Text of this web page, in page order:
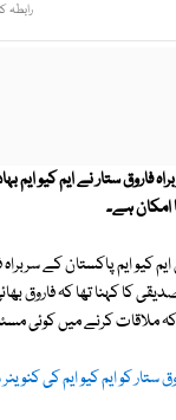
رابطہ
فاروق ستار نے ایم
امکان ہے۔
کیو ایم پاکستان کے
کا کہنا تھا کہ
کہ ملاقات کرنے میں کوئی
ستار کو ایم کیو ایم کی